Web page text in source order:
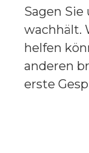
Sagen Sie
wachhält.
helfen
anderen
erste